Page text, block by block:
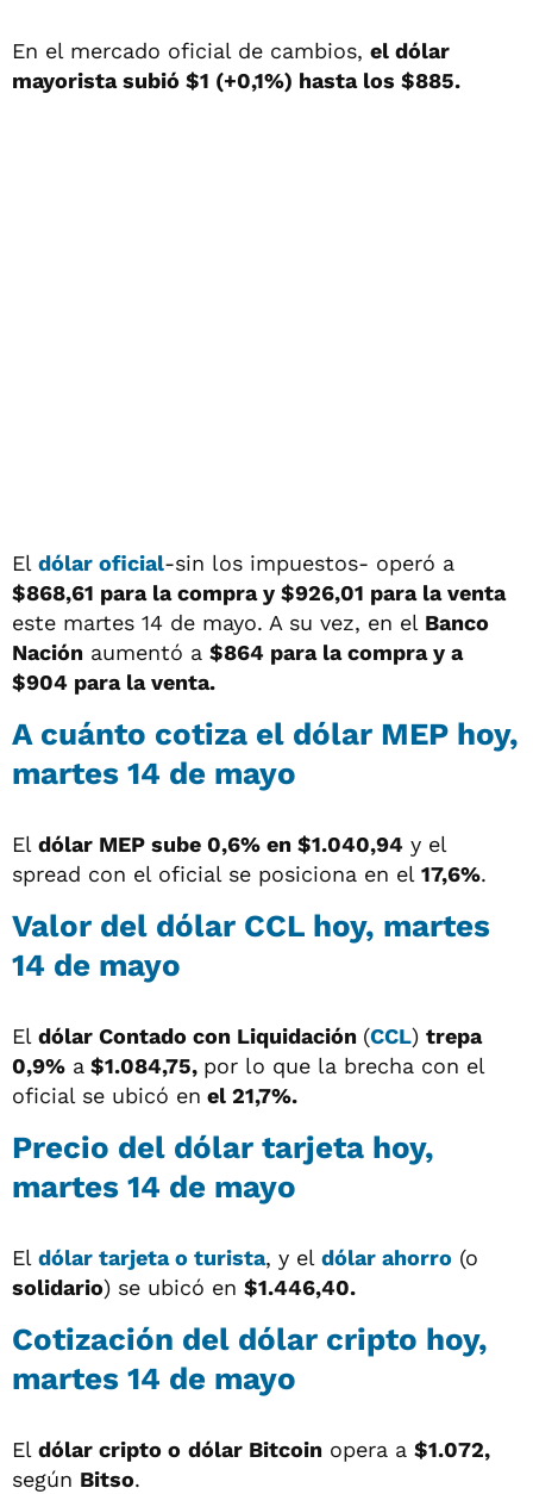
En el mercado oficial de cambios, el dólar
mayorista subió $1 (+0,1%) hasta los $885.
El dólar oficial-sin los impuestos- operó a
$868,61 para la compra y $926,01 para la venta
este martes 14 de mayo. A su vez, en el Banco
Nación aumentó a $864 para la compra y a
$904 para la venta.
A cuánto cotiza el dólar MEP hoy,
martes 14 de mayo
El dólar MEP sube 0,6% en $1.040,94 y el
spread con el oficial se posiciona en el 17,6%.
Valor del dólar CCL hoy, martes
14 de mayo
El dólar Contado con Liquidación (CCL) trepa
0,9% a $1.084,75, por lo que la brecha con el
oficial se ubicó en el 21,7%.
Precio del dólar tarjeta hoy,
martes 14 de mayo
El dólar tarjeta o turista, y el dólar ahorro (o
solidario) se ubicó en $1.446,40.
Cotización del dólar cripto hoy,
martes 14 de mayo
El dólar cripto o dólar Bitcoin opera a $1.072,
según Bitso.